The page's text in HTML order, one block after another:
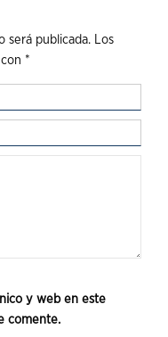
será publicada. Los
*
y web en este
comente.